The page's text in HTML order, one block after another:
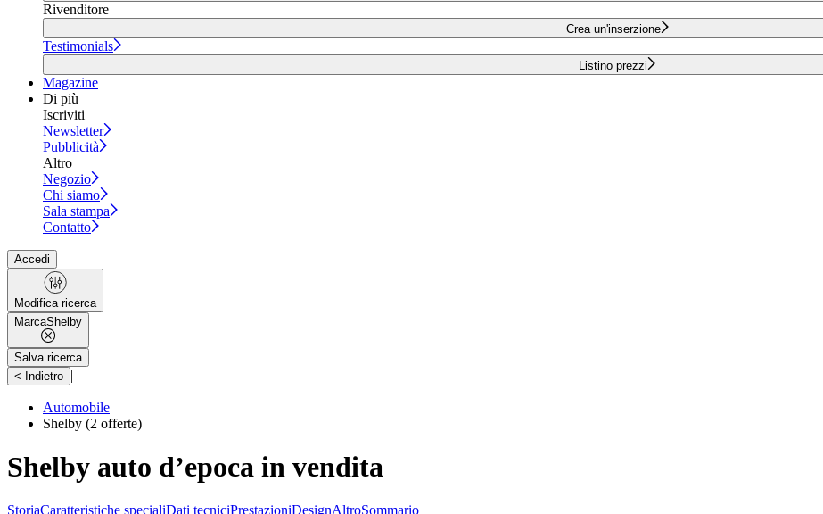
Rivenditore
Crea un'inserzione
Testimonials
Listino prezzi
Magazine
Di più
Iscriviti
Newsletter
Pubblicità
Altro
Negozio
Chi siamo
Sala stampa
Contatto
Accedi
Modifica ricerca
MarcaShelby
Salva ricerca
< Indietro |
Automobile
Shelby (2 offerte)
Shelby auto d’epoca in vendita
StoriaCaratteristiche specialiDati tecniciPrestazioniDesignAltroSommario